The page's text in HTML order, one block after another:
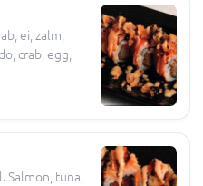
ei, zalm,
crab, egg,
Salmon, tuna,